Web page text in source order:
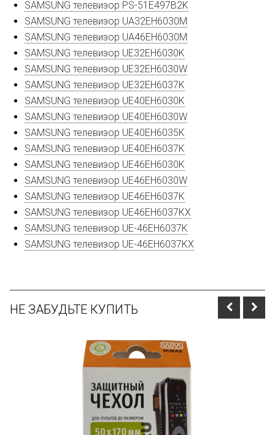
SAMSUNG телевизор PS-51E497B2K
SAMSUNG телевизор UA32EH6030M
SAMSUNG телевизор UA46EH6030M
SAMSUNG телевизор UE32EH6030K
SAMSUNG телевизор UE32EH6030W
SAMSUNG телевизор UE32EH6037K
SAMSUNG телевизор UE40EH6030K
SAMSUNG телевизор UE40EH6030W
SAMSUNG телевизор UE40EH6035K
SAMSUNG телевизор UE40EH6037K
SAMSUNG телевизор UE46EH6030K
SAMSUNG телевизор UE46EH6030W
SAMSUNG телевизор UE46EH6037K
SAMSUNG телевизор UE46EH6037KX
SAMSUNG телевизор UE-46EH6037K
SAMSUNG телевизор UE-46EH6037KX
НЕ ЗАБУДЬТЕ КУПИТЬ